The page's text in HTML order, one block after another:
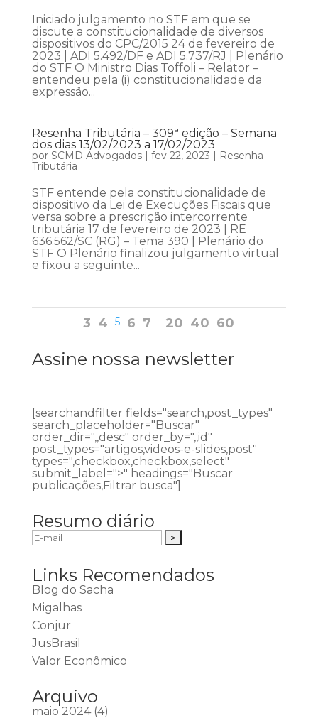
Iniciado julgamento no STF em que se
discute a constitucionalidade de diversos
dispositivos do CPC/2015 24 de fevereiro de
2023 | ADI 5.492/DF e ADI 5.737/RJ | Plenário
do STF O Ministro Dias Toffoli – Relator –
entendeu pela (i) constitucionalidade da
expressão...
Resenha Tributária – 309ª edição – Semana
dos dias 13/02/2023 a 17/02/2023
por SCMD Advogados| fev 22, 2023 | Resenha
Tributária
STF entende pela constitucionalidade de
dispositivo da Lei de Execuções Fiscais que
versa sobre a prescrição intercorrente
tributária 17 de fevereiro de 2023 | RE
636.562/SC (RG) – Tema 390 | Plenário do
STF O Plenário finalizou julgamento virtual
e fixou a seguinte...
3 4 5 6 7 20 40 60
Assine nossa newsletter
[searchandfilter fields="search,post_types"
search_placeholder="Buscar"
order_dir=",,desc" order_by=",,id"
post_types="artigos,videos-e-slides,post"
types=",checkbox,checkbox,select"
submit_label=">" headings="Buscar
publicações,Filtrar busca"]
Resumo diário
Links Recomendados
Blog do Sacha
Migalhas
Conjur
JusBrasil
Valor Econômico
Arquivo
maio 2024(4)